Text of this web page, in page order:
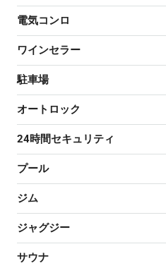
電気コンロ
ワインセラー
駐車場
オートロック
24時間セキュリティ
プール
ジム
ジャグジー
サウナ